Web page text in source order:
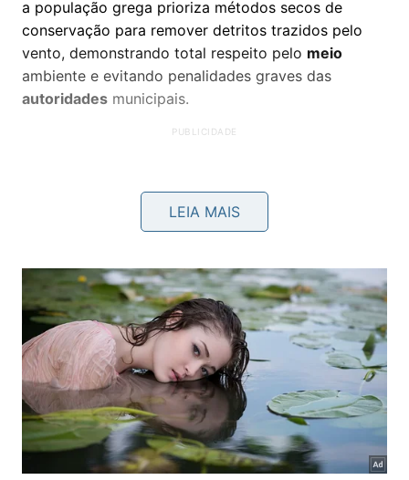
a população grega prioriza métodos secos de
conservação para remover detritos trazidos pelo
vento, demonstrando total respeito pelo meio
ambiente e evitando penalidades graves das
autoridades municipais.
Abaixo, um vídeo do canal Reuters no YouTubeque
aprofunda os pontos discutidos neste tema:
LEIA MAIS